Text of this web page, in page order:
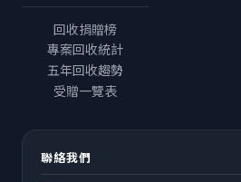
回收捐贈榜
專案回收統計
五年回收趨勢
受贈一覽表
聯絡我們